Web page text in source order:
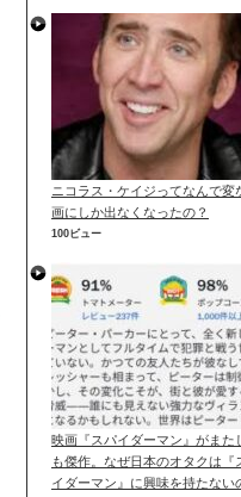
ニコラス・ケイジってなんで変
画にしか出なくなったの？
100ビュー
映画『スパイダーマン』がまた
も傑作。なぜ日本のオタクは『
イダーマン』に興味を持たない